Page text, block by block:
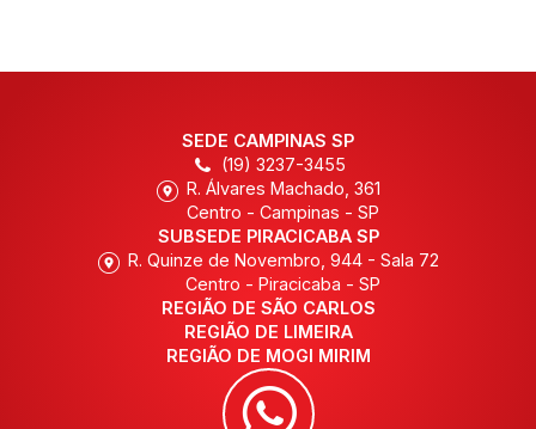
SEDE CAMPINAS SP
(19) 3237-3455
R. Álvares Machado, 361
Centro - Campinas - SP
SUBSEDE PIRACICABA SP
R. Quinze de Novembro, 944 - Sala 72
Centro - Piracicaba - SP
REGIÃO DE SÃO CARLOS
REGIÃO DE LIMEIRA
REGIÃO DE MOGI MIRIM